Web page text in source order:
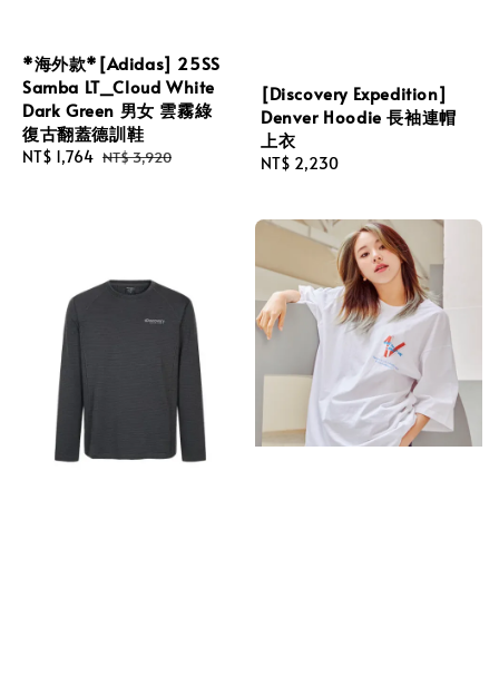
*海外款*[Adidas] 25SS
Samba LT_Cloud White
Dark Green 男女 雲霧綠
復古翻蓋德訓鞋
Sale
NT$ 1,764 Regular
NT$ 3,920
[Discovery Expedition]
Denver Hoodie 長袖連帽
上衣
Regular
NT$ 2,230